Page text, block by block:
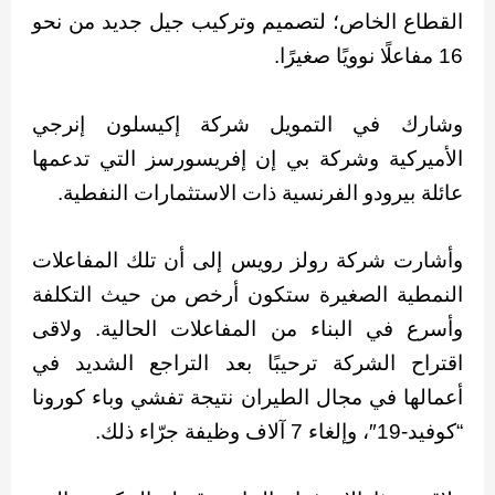
القطاع الخاص؛ لتصميم وتركيب جيل جديد من نحو
16 مفاعلًا نوويًا صغيرًا.
وشارك في التمويل شركة إكيسلون إنرجي
الأميركية وشركة بي إن إفريسورسز التي تدعمها
عائلة بيرودو الفرنسية ذات الاستثمارات النفطية.
وأشارت شركة رولز رويس إلى أن تلك المفاعلات
النمطية الصغيرة ستكون أرخص من حيث التكلفة
وأسرع في البناء من المفاعلات الحالية. ولاقى
اقتراح الشركة ترحيبًا بعد التراجع الشديد في
أعمالها في مجال الطيران نتيجة تفشي وباء كورونا
“كوفيد-19″، وإلغاء 7 آلاف وظيفة جرّاء ذلك.